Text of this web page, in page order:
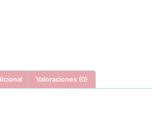
Valoraciones (0)